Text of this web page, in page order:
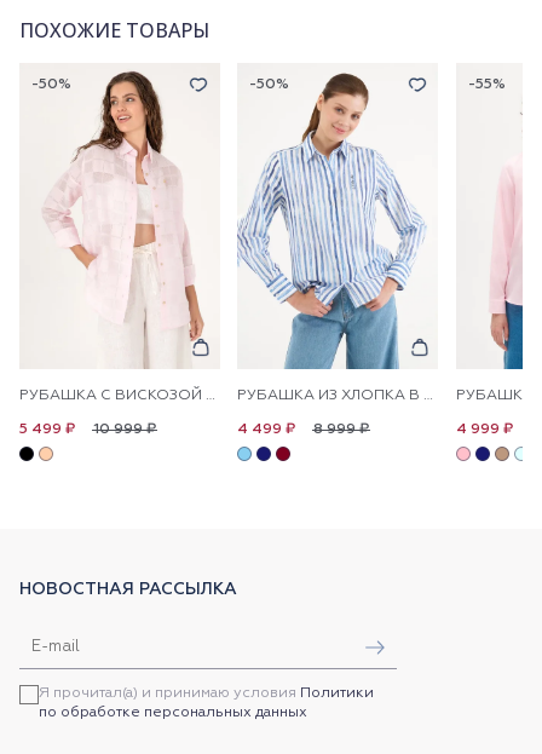
ПОХОЖИЕ ТОВАРЫ
-50%
РУБАШКА С ВИСКОЗОЙ СВОБОДНАЯ
10 999 ₽
5 499 ₽
-50%
РУБАШКА ИЗ ХЛОПКА В ПОЛОСКУ ПРЯМАЯ
8 999 ₽
4 499 ₽
-55%
4 999 ₽
НОВОСТНАЯ РАССЫЛКА
Я прочитал(а) и принимаю условия Политики
по обработке персональных данных